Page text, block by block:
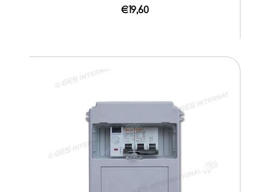
€19,60